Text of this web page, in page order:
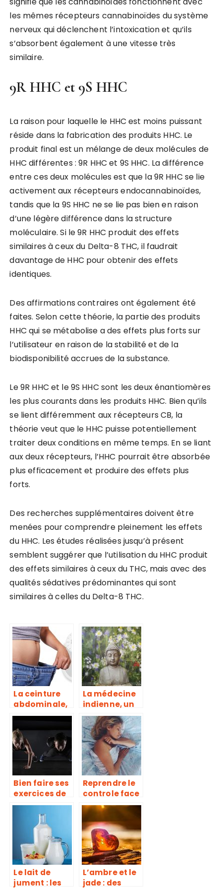
les mêmes récepteurs cannabinoïdes du système
nerveux qui déclenchent l’intoxication et qu’ils
s’absorbent également à une vitesse très
similaire.
9R HHC et 9S HHC
La raison pour laquelle le HHC est moins puissant
réside dans la fabrication des produits HHC. Le
produit final est un mélange de deux molécules de
HHC différentes : 9R HHC et 9S HHC. La différence
entre ces deux molécules est que la 9R HHC se lie
activement aux récepteurs endocannabinoïdes,
tandis que la 9S HHC ne se lie pas bien en raison
d’une légère différence dans la structure
moléculaire. Si le 9R HHC produit des effets
similaires à ceux du Delta-8 THC, il faudrait
davantage de HHC pour obtenir des effets
identiques.
Des affirmations contraires ont également été
faites. Selon cette théorie, la partie des produits
HHC qui se métabolise a des effets plus forts sur
l’utilisateur en raison de la stabilité et de la
biodisponibilité accrues de la substance.
Le 9R HHC et le 9S HHC sont les deux énantiomères
les plus courants dans les produits HHC. Bien qu’ils
se lient différemment aux récepteurs CB, la
théorie veut que le HHC puisse potentiellement
traiter deux conditions en même temps. En se liant
aux deux récepteurs, l’HHC pourrait être absorbée
plus efficacement et produire des effets plus
forts.
Des recherches supplémentaires doivent être
menées pour comprendre pleinement les effets
du HHC. Les études réalisées jusqu’à présent
semblent suggérer que l’utilisation du HHC produit
des effets similaires à ceux du THC, mais avec des
qualités sédatives prédominantes qui sont
similaires à celles du Delta-8 THC.
La ceinture
abdominale,
pour
formes
disgracieuses
La médecine
indienne, un
vrai creuset
de guérison
Bien faire ses
exercices de
muscu, une
erreur trop
souvent
répétée
Reprendre le
controle face
à la
dépression !
Le lait de
jument : les
L’ambre et le
jade : des